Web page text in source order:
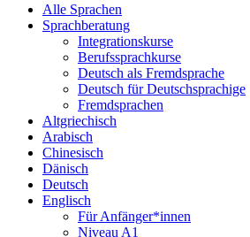
Alle Sprachen
Sprachberatung
Integrationskurse
Berufssprachkurse
Deutsch als Fremdsprache
Deutsch für Deutschsprachige
Fremdsprachen
Altgriechisch
Arabisch
Chinesisch
Dänisch
Deutsch
Englisch
Für Anfänger*innen
Niveau A1